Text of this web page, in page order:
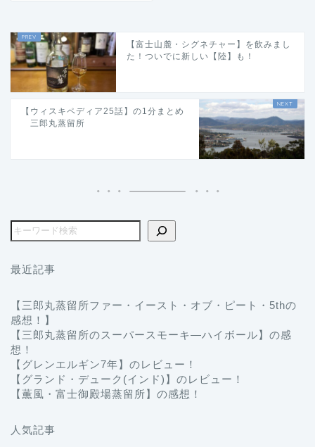
【富士山麓・シグネチャー】を飲みまし
た！ついでに新しい【陸】も！
【ウィスキペディア25話】の1分まとめ
三郎丸蒸留所
最近記事
【三郎丸蒸留所ファー・イースト・オブ・ピート・5thの
感想！】
【三郎丸蒸留所のスーパースモーキ―ハイボール】の感
想！
【グレンエルギン7年】のレビュー！
【グランド・デューク(インド)】のレビュー！
【薫風・富士御殿場蒸留所】の感想！
人気記事